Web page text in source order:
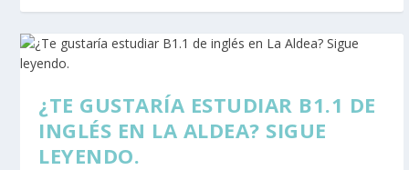
¿TE GUSTARÍA ESTUDIAR B1.1 DE
INGLÉS EN LA ALDEA? SIGUE
LEYENDO.